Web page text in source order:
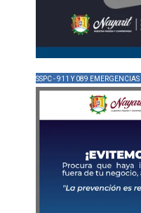
SSPC - 911 Y 089 EMERGENCIAS